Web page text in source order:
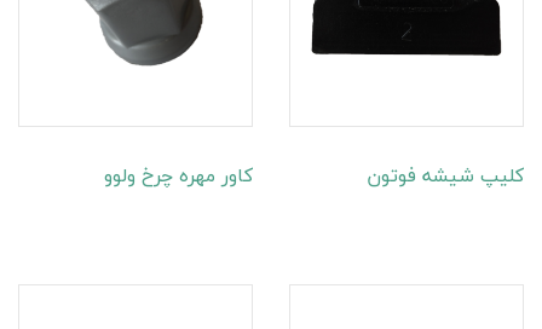
کلیپ شیشه فوتون کاور مهره چرخ ولوو